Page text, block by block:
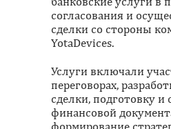
согласования и
сделки со стороны
YotaDevices.
Услуги включали
переговорах,
сделки, подготовку и
финансовой
формирование